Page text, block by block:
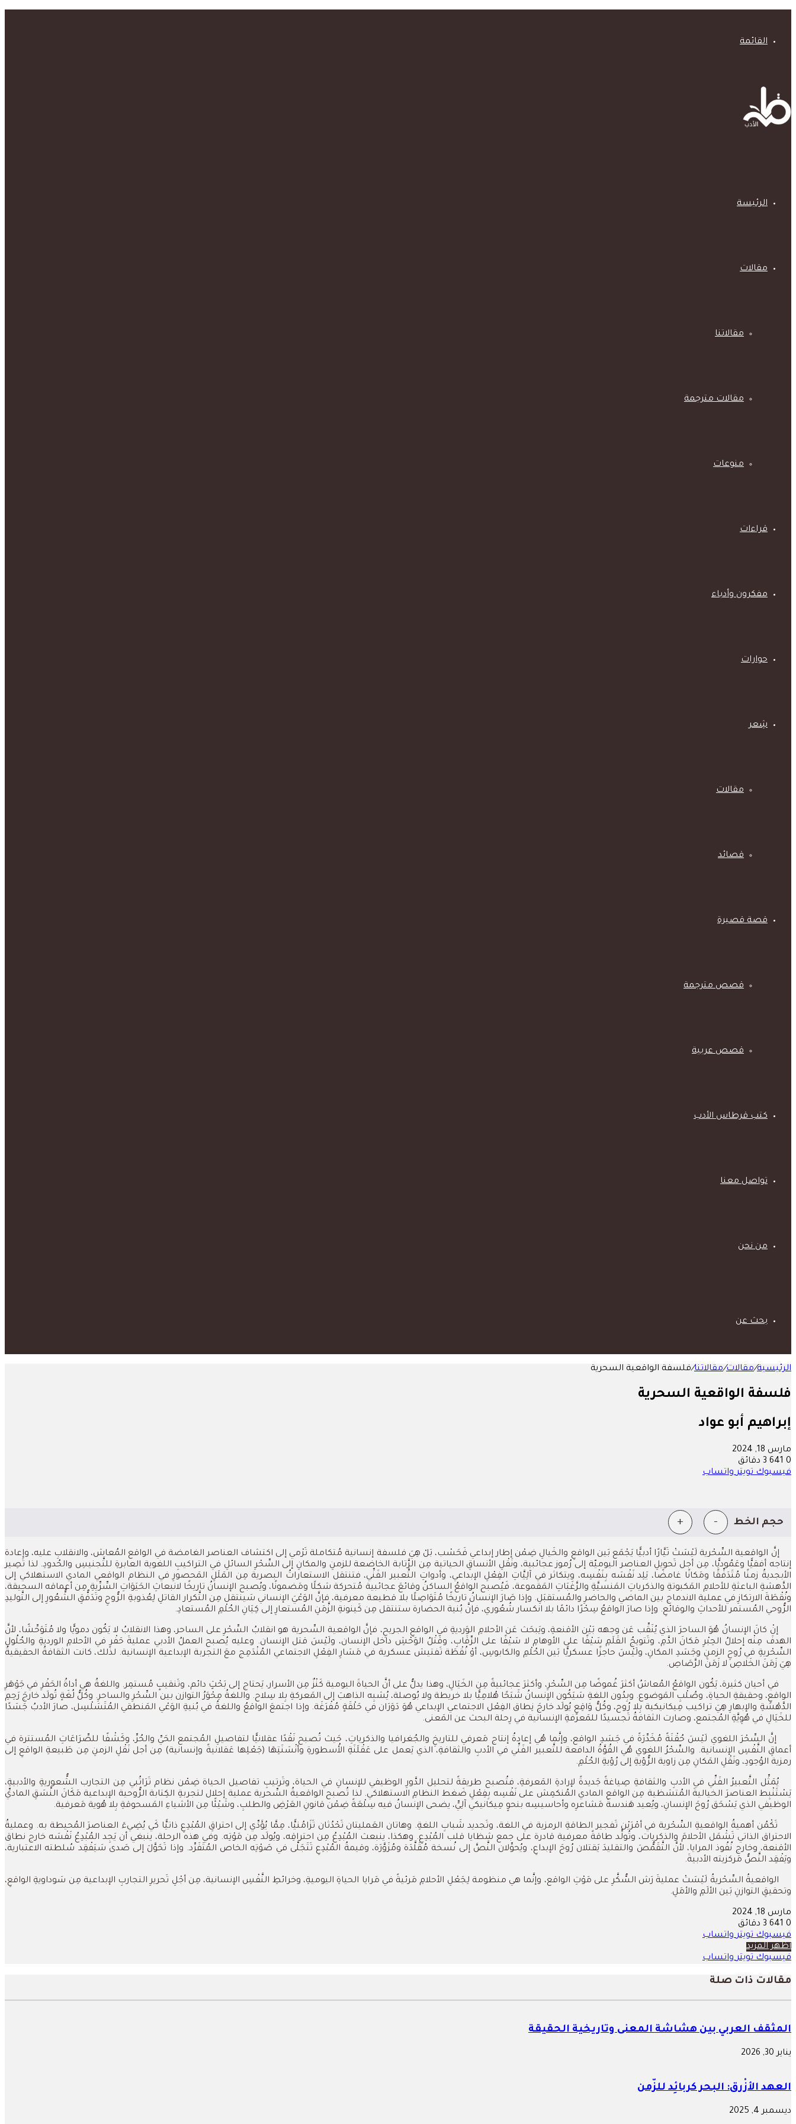
القائمة
الرئيسة
مقالات
مقالاتنا
مقالات مترجمة
منوعات
قراءات
مفكرون وأدباء
حوارات
شِعر
مقالات
قصائد
قصة قصيرة
قصص مترجمة
قصص عربية
كتب قرطاس الأدب
تواصل معنا
من نحن
بحث عن
الرئيسية/مقالات/مقالاتنا/فلسفة الواقعية السحرية
فلسفة الواقعية السحرية
إبراهيم أبو عواد
مارس 18, 2024
0
3 دقائق
فيسبوك تويتر واتساب
حجم الخط -
+
إنَّ الواقعية السِّحْرية لَيْسَتْ تَيَّارًا أدبيًّا يَجْمَع بَين الواقعِ والخَيالِ ضِمْن إطار إبداعي فَحَسْب، بَلْ هِيَ فلسفة إنسانية مُتكاملة تَرْمي إلى اكتشاف العناصر الغامضة في الواقع المُعاش، والانقلابِ عليه، وإعادة
إنتاجه أفقيًّا وعَمُوديًّا، مِن أجل تَحويلِ العناصر اليوميّة إلى رُموز عجائبية، ونَقْلِ الأنساقِ الحياتية مِن الرَّتابة الخاضعة للزمنِ والمكانِ إلى السِّحْرِ السائلِ في التراكيبِ اللغوية العابرةِ للتَّجنيسِ والحُدودِ. لذا تَصِير
الأبجديةُ زمنًا مُتَدَفِّقًا ومَكانًا غامضًا، يَلِد نَفْسَه بِنَفْسِه، ويتكاثر في آلِيَّاتِ الفِعْلِ الإبداعي، وأدواتِ التَّعبير الفَنِّي، فتنتقل الاستعاراتُ البصرية مِن المَلَلِ المَحصورِ في النظام الواقعي المادي الاستهلاكي إلى
الدَّهشةِ الباعثةِ للأحلامِ المَكبوتةِ والذكرياتِ المَنسيَّةِ والرَّغَبَاتِ المَقموعة، فَيُصبح الواقعُ الساكنُ وقائعَ عجائبية مُتحركة شكلًا ومَضمونًا، ويُصبح الإنسانُ تاريخًا لانبعاثِ الحَيَوَاتِ السِّرِّيةِ مِن أعماقه السحيقة،
ونُقْطَةَ الارتكازِ في عملية الاندماج بين الماضي والحاضرِ والمُستقبَلِ. وإذا صَارَ الإنسانُ تاريخًا مُتَوَاصِلًا بلا قطيعة معرفية، فإنَّ الوَعْيَ الإنساني سَينتقل مِن التَّكرار القاتلِ لِعُذوبةِ الرُّوحِ وتَدَفُّقِ الشُّعُورِ إلى التَّوليدِ
الرُّوحي المُستمر للأحداثِ والوقائعِ. وإذا صارَ الواقعُ سِحْرًا دائمًا بلا انكسار شُعُوري، فإنَّ بُنية الحضارة ستنتقل مِن كَينونةِ الزَّمَنِ المُستعارِ إلى كِيَانِ الحُلْمِ المُستعادِ.
إنْ كانَ الإنسانُ هُوَ الساحرَ الذي يُنَقِّب عَن وجهه بَيْن الأقنعةِ، ويَبحَث عَن الأحلامِ الوَرديةِ في الواقعِ الجريحِ، فإنَّ الواقعية السِّحرية هو انقلابُ السِّحْرِ على الساحر، وهذا الانقلابُ لا يَكُون دمويًّا ولا مُتَوَحِّشًا، لأنَّ
الهدفَ مِنْه إحلالُ الحِبْرِ مَكانَ الدَّمِ، وتَتويجُ القَلَمِ سَيْفًا على الأوهامِ لا سَيْفًا على الرِّقَابِ، وقَتْلُ الوَحْشِ داخل الإنسان، ولَيْسَ قتل الإنسان. وعليه يُصبح العملُ الأدبي عمليةَ حَفْرٍ في الأحلامِ الورديةِ والحُلُولِ
السِّحْريةِ في رُوحِ الزمنِ وجَسَدِ المكانِ، ولَيْسَ حاجزًا عسكريًّا بَين الحُلْمِ والكابوسِ، أوْ نُقْطَة تَفتيش عسكرية في مَسَارِ الفِعْلِ الاجتماعي المُنْدَمِج معَ التجربة الإبداعية الإنسانية. لذلك، كانت الثقافةُ الحقيقيةُ
هِيَ زَمَنَ الخَلاصِ لا زَمَنَ الرَّصَاصِ.
في أحيان كثيرة، يَكُون الواقعُ المُعاشُ أكثرَ غُموضًا مِن السِّحْرِ، وأكثرَ عجائبيةً مِن الخَيَالِ، وهذا يدلُّ على أنَّ الحياةَ اليومية كَنْزٌ مِن الأسرار، يَحتاج إلى بَحْثٍ دائم، وتَنقيبٍ مُستمِر. واللغةُ هي أداةُ الحَفْرِ في جَوْهَرِ
الواقعِ، وحقيقةِ الحياةِ، وصُلْبِ المَوضوع. وبِدُون اللغةِ سَيَكُون الإنسانُ شَبَحًا هُلامِيًّا بلا خريطة ولا بُوصلة، يُشبِه الذاهبَ إلى المَعركةِ بِلا سِلاح. واللغةُ مِحْوَرُ التوازن بين السِّحْرِ والساحرِ. وكُلُّ لُغَةٍ تُولَد خارجَ رَحِمِ
الدَّهْشَةِ والإبهارِ هِيَ تراكيب مِيكانيكية بِلا رُوح، وكُلُّ وَاقِعٍ يُولَد خارجَ نِطاق الفِعْل الاجتماعي الإبداعي هُوَ دَوَرَان في حَلْقَةٍ مُفْرَغَة. وإذا اجتمعَ الواقعُ واللغةُ في بُنيةِ الوَعْي المَنطقي المُتَسَلْسِل، صارَ الأدبُ جَسَدًا
للخَيَالِ في هُوِيَّةِ المُجتمع، وصارت الثقافةُ تَجسيدًا للمَعرفةِ الإنسانية في رِحلة البحث عن المَعنى.
إنَّ السِّحْرَ اللغوي لَيْسَ حُقْنَةً مُخَدِّرَةً في جَسَدِ الواقع، وإنَّما هُي إعادةُ إنتاج مَعرفي للتاريخِ والجُغرافيا والذكرياتِ، حَيث تُصبح نَقْدًا عقلانيًّا لتفاصيلِ المُجتمع الحَيِّ والحُرِّ، وكَشْفًا للصِّرَاعَاتِ المُستترة في
أعماقِ النَّفْسِ الإنسانية. والسِّحْرُ اللغوي هُي القُوَّةُ الدافعة للتَّعبير الفَنِّي في الأدبِ والثقافةِ، الذي يَعمل على عَقْلَنَةِ الأُسطورةِ وأنْسَنَتِهَا (جَعْلِها عَقلانيةً وإنسانية) مِن أجل نَقْلِ الزمنِ مِن طَبيعةِ الواقعِ إلى
رمزية الوُجودِ، ونَقْلِ المَكانِ مِن زاوية الرُّؤيةِ إلى رُؤيةِ الحُلْمِ.
يُمَثِّل التَّعبيرُ الفَنِّي في الأدبِ والثقافةِ صِياغةً جَديدةً لإرادةِ المَعرفةِ، فتُصبح طريقةً لتحليل الدَّورِ الوظيفي للإنسانِ في الحياة، وتَرتيبِ تفاصيل الحياة ضِمْن نظام تَرَاتُبي مِن التجارب الشُّعوريةِ والأدبيةِ،
يَسْتَنْبِط العناصرَ الخياليةَ المُتشظية مِن الواقع المادي المُنكمِش على نَفْسِه بِفِعْلِ ضَغط النظامِ الاستهلاكي. لذا تُصبح الواقعيةُ السِّحرية عملية إحلال لتجربةِ الكِتابة الرُّوحية الإبداعية مَكَانَ النَّسَقِ الماديِّ
الوظيفي الذي يَسْحَق رُوحَ الإنسانِ، ويُعيد هَندسةَ مَشاعرِه وأحاسيسِه بنحوٍ مِيكانيكي آلِيٍّ، يضحى الإنسانُ فيه سِلْعَةً ضِمْن قانونِ العَرْضِ والطلبِ، وشَيْئًا مِن الأشياءِ المَسحوقةِ بِلا هُوية مَعرفية.
تَكْمُن أهميةُ الواقعيةِ السِّحْرية في أمْرَيْن تَفجير الطاقةِ الرمزية في اللغة، وتَجديد شَبابِ اللغةِ. وهاتان العَمليتان تَحْدُثان تَزَامُنيًّا، مِمَّا يُؤَدِّي إلى احتراقِ المُبْدِعِ ذاتيًّا كَي يُضِيءَ العناصرَ المُحيطة به. وعمليةُ
الاحتراق الذاتي تَشْمَل الأحلامَ والذكريات، وتُولِّد طاقةً معرفية قادرة على جمع شظايا قلب المُبْدِعِ. وهكذا، ينبعث المُبْدِعُ مِن احتراقِه، ويُولَد مِن مَوْتِه. وفي هذه الرحلة، ينبغي أن يَجِد المُبْدِعُ نَفْسَه خارج نطاق
الأقنعة، وخارج نُفُوذ المرايا، لأنَّ التَّقَمُّصَ والتقليدَ يَقتلان رُوحَ الإبداعِ، ويُحوِّلان النَّصَّ إلى نُسخة مُقَلَّدَة ومُزَوَّرَة، وقيمةُ المُبْدِعِ تَتَجَلَّى في صَوْتِه الخاص المُتَفَرِّد. وإذا تَحَوَّلَ إلى صَدى سَيَفْقِد سُلطته الاعتبارية،
ويَفْقِد النَّصُّ مَركزيته الأدبيةَ.
الواقعيةُ السِّحْريةُ لَيْسَتْ عمليةَ رَش السُّكَّرِ على مَوْتِ الواقع، وإنَّما هي منظومة لِجَعْلِ الأحلامِ مَرئيةً في مَرايا الحياةِ اليوميةِ، وخرائطِ النَّفْسِ الإنسانية، مِن أجْلِ تَحريرِ التجاربِ الإبداعية مِن سَوداويةِ الواقعِ،
وتحقيقِ التوازنِ بَين الألَمِ والأمَلِ.
مارس 18, 2024
0
3 دقائق
فيسبوك تويتر واتساب
أظهر المزيد
فيسبوك تويتر واتساب
مقالات ذات صلة
المثقف العربي بين هشاشة المعنى وتاريخية الحقيقة
يناير 30, 2026
العهد الأزْرق: البحر كربائِد للزّمن
ديسمبر 4, 2025